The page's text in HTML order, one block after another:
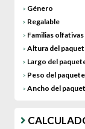
> Género
> Regalable
> Familias olfativas
> Altura del
> Largo del
> Peso del
> Ancho del